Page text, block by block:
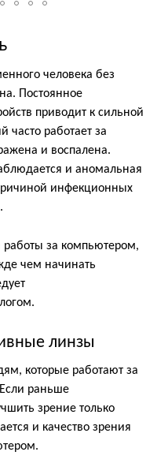
человека без
Постоянное
приводит к сильной
часто работает за
и воспалена.
и аномальная
причиной инфекционных
за компьютером,
чем начинать
линзы
которые работают за
раньше
зрение только
и качество зрения